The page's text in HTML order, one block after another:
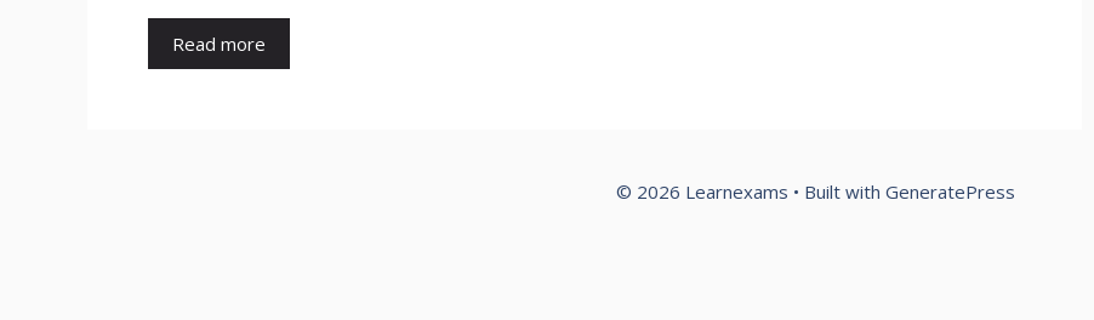
Read more
© 2026 Learnexams • Built with GeneratePress